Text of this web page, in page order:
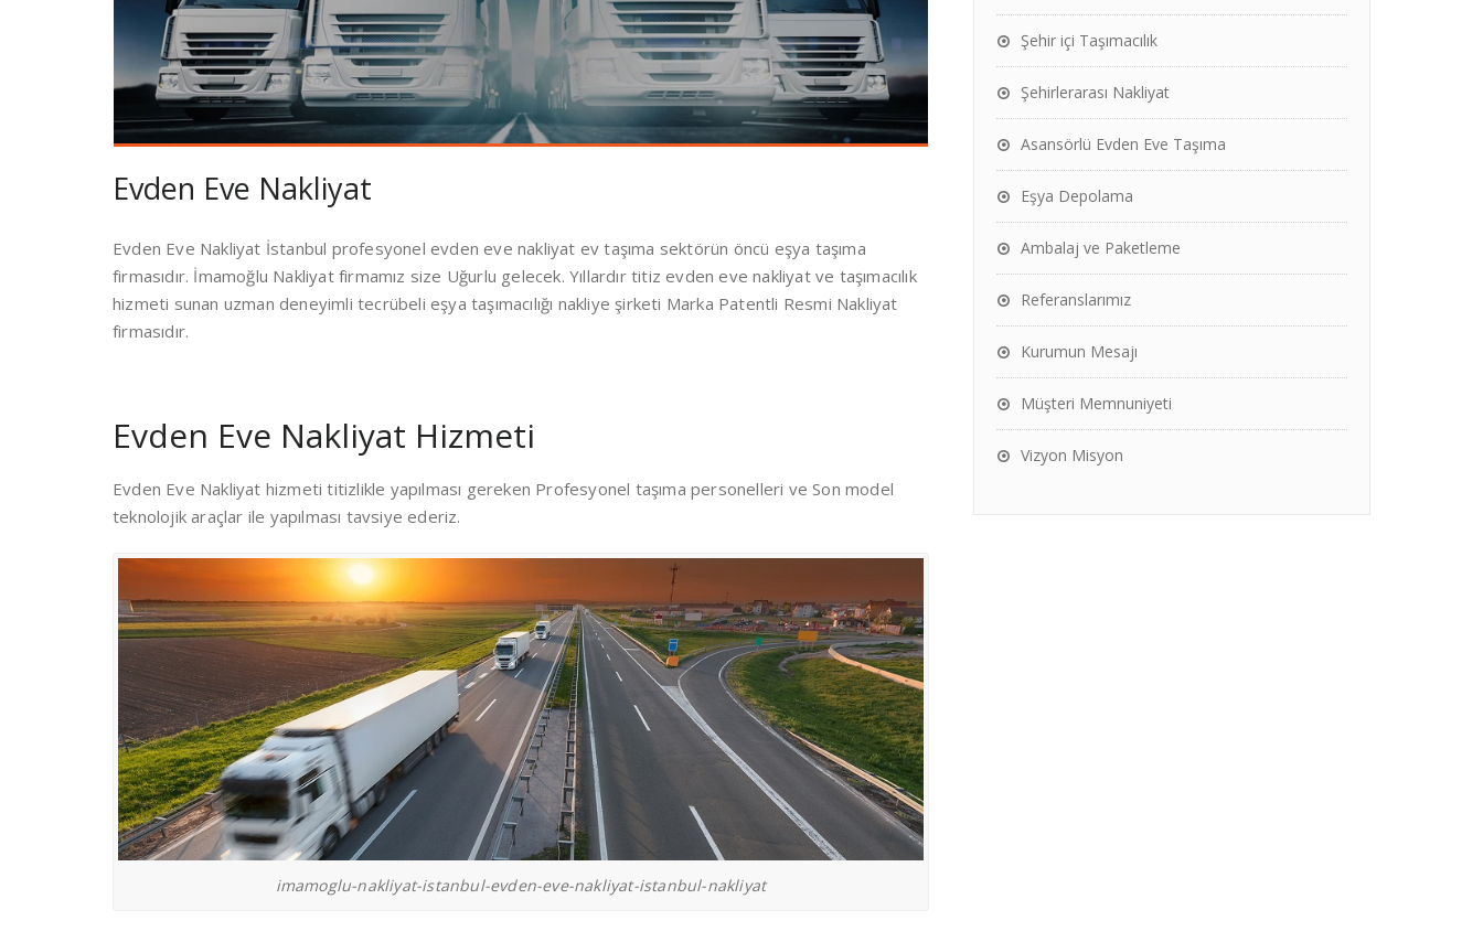
Evden Eve Nakliyat
Evden Eve Nakliyat İstanbul profesyonel evden eve nakliyat ev taşıma sektörün öncü eşya taşıma
firmasıdır. İmamoğlu Nakliyat firmamız size Uğurlu gelecek. Yıllardır titiz evden eve nakliyat ve taşımacılık
hizmeti sunan uzman deneyimli tecrübeli eşya taşımacılığı nakliye şirketi Marka Patentli Resmi Nakliyat
firmasıdır.
Evden Eve Nakliyat Hizmeti
Evden Eve Nakliyat hizmeti titizlikle yapılması gereken Profesyonel taşıma personelleri ve Son model
teknolojik araçlar ile yapılması tavsiye ederiz.
imamoglu-nakliyat-istanbul-evden-eve-nakliyat-istanbul-nakliyat
Şehir içi Taşımacılık
Şehirlerarası Nakliyat
Asansörlü Evden Eve Taşıma
Eşya Depolama
Ambalaj ve Paketleme
Referanslarımız
Kurumun Mesajı
Müşteri Memnuniyeti
Vizyon Misyon